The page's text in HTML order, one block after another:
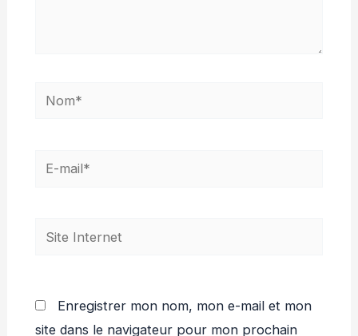
Nom*
E-
Site
Enregistrer mon nom, mon e-mail et mon
site dans le navigateur pour mon prochain